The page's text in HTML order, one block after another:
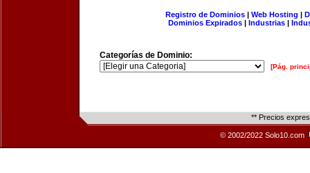
Registro de Dominios| Web Hosting |
Dominios Expirados | Industrias |
Categorías de Dominio:
[Pág.
** Precios
© 2002/2022 Solo10.com